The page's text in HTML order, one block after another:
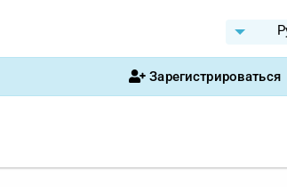
Зарегистрироваться